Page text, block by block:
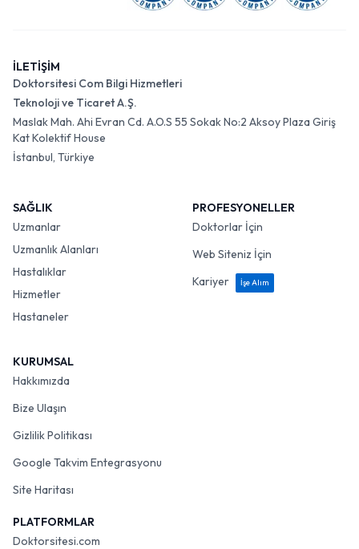
İLETİŞİM
Doktorsitesi Com Bilgi Hizmetleri
Teknoloji ve Ticaret A.Ş.
Maslak Mah. Ahi Evran Cd. A.O.S 55 Sokak No:2 Aksoy Plaza Giriş
Kat Kolektif House
İstanbul, Türkiye
SAĞLIK
Uzmanlar
Uzmanlık Alanları
Hastalıklar
Hizmetler
Hastaneler
PROFESYONELLER
Doktorlar İçin
Web Siteniz İçin
Kariyer
İşe Alım
KURUMSAL
Hakkımızda
Bize Ulaşın
Gizlilik Politikası
Google Takvim Entegrasyonu
Site Haritası
PLATFORMLAR
Doktorsitesi.com